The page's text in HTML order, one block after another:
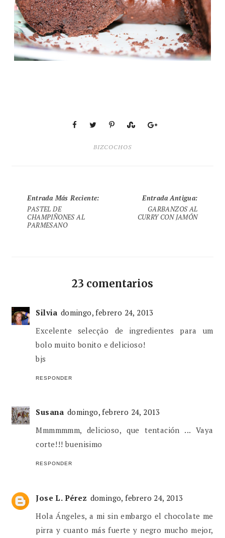
BIZCOCHOS
Entrada Más Reciente:
PASTEL DE
CHAMPIÑONES AL
PARMESANO
Entrada Antigua:
GARBANZOS AL
CURRY CON JAMÓN
23 comentarios
Silvia domingo, febrero 24, 2013
Excelente selecção de ingredientes para um
bolo muito bonito e delicioso!
bjs
RESPONDER
Susana domingo, febrero 24, 2013
Mmmmmmm, delicioso, que tentación ... Vaya
corte!!! buenisimo
RESPONDER
Jose L. Pérez domingo, febrero 24, 2013
Hola Ángeles, a mi sin embargo el chocolate me
pirra y cuanto más fuerte y negro mucho mejor,